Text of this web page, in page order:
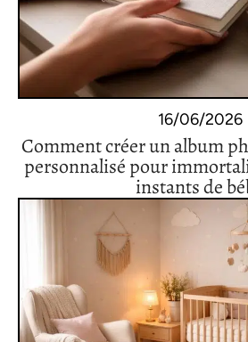
16/06/2026
Comment créer un album
personnalisé pour
instants de